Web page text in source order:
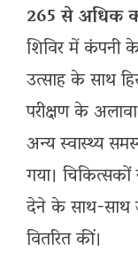
265 से अधिक
शिविर में कंपनी
उत्साह के साथ
परीक्षण के
अन्य स्वास्थ्य
गया।
देने के साथ-साथ
वितरित कीं।